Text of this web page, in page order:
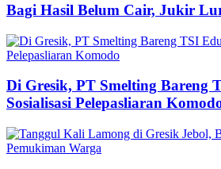
Bagi Hasil Belum Cair, Jukir
Di Gresik, PT Smelting Bareng
Sosialisasi Pelepasliaran